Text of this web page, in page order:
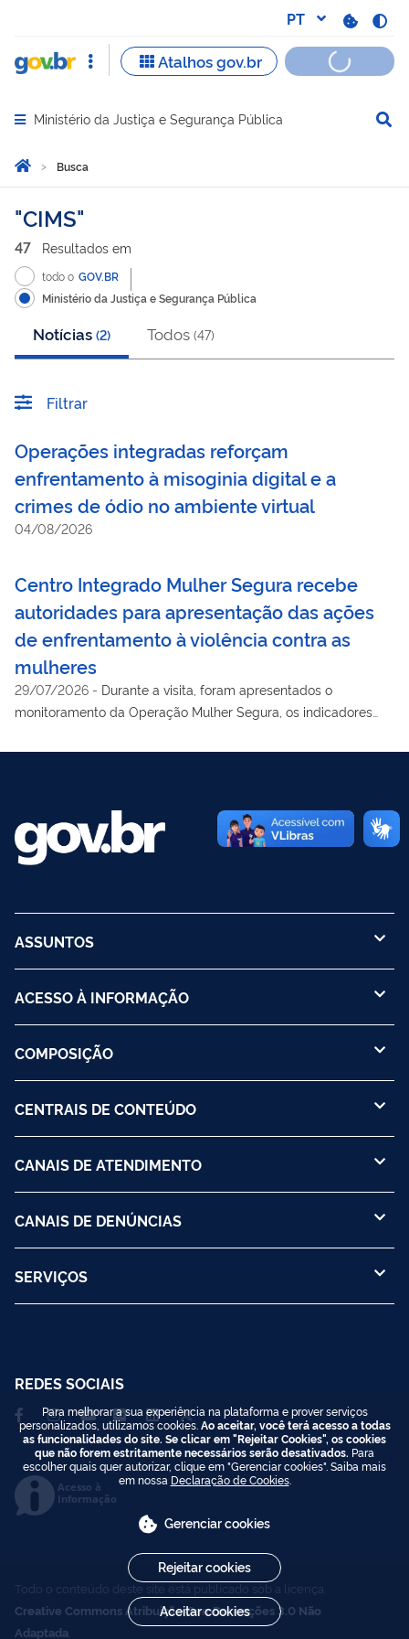
Abrir menu principal de navegação
Ministério da Justiça e Segurança Pública
Você está aqui:
Página Inicial
Busca
Busca
CIMS
47 Resultados em
todo o GOV.BR
Ministério da Justiça e Segurança Pública
Notícias (2) Todos (47)
Filtrar
Operações integradas reforçam
enfrentamento à misoginia digital e a
crimes de ódio no ambiente virtual
04/08/2026
Centro Integrado Mulher Segura recebe
autoridades para apresentação das ações
de enfrentamento à violência contra as
mulheres
29/07/2026 - Durante a visita, foram apresentados o
monitoramento da Operação Mulher Segura, os indicadores
enfrentamento à violência contra as mulheres
ASSUNTOS
ACESSO À INFORMAÇÃO
COMPOSIÇÃO
CENTRAIS DE CONTEÚDO
CANAIS DE ATENDIMENTO
CANAIS DE DENÚNCIAS
SERVIÇOS
REDES SOCIAIS
Acesso à
Informação
Todo o conteúdo deste site está publicado sob a licença
Creative Commons Atribuição-SemDerivações 3.0 Não
Adaptada
Para melhorar a sua experiência na plataforma e prover serviços
personalizados, utilizamos cookies. Ao aceitar, você terá acesso a todas
as funcionalidades do site. Se clicar em "Rejeitar Cookies", os cookies
que não forem estritamente necessários serão desativados. Para
escolher quais quer autorizar, clique em "Gerenciar cookies". Saiba mais
em nossa Declaração de Cookies.
Gerenciar cookies
Rejeitar cookies
Aceitar cookies